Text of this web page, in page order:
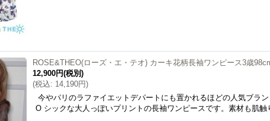
ROSE&THEO(ローズ・エ・テオ) カーキ花柄長袖ワンピース3歳
12,900円(税別)
(税込: 14,190円)
今やパリのラファイエットデパートにも置かれるほどの人気ブラ
O シックな大人っぽいプリントの長袖ワンピースです。素材も肌